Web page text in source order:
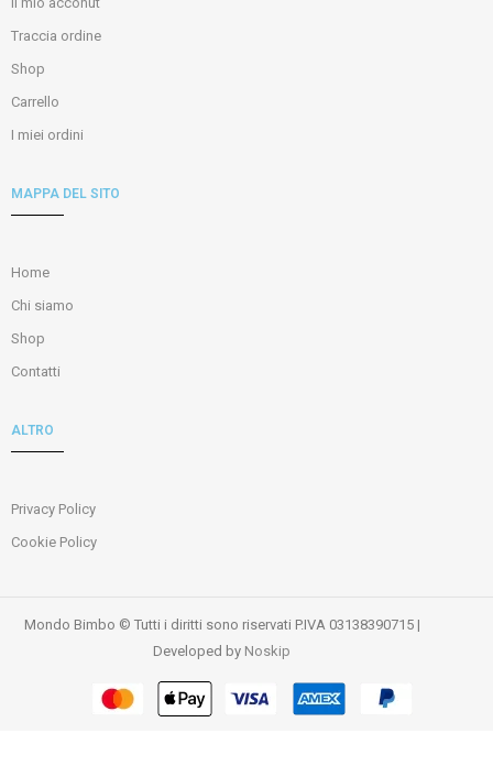
Traccia ordine
Shop
Carrello
I miei ordini
MAPPA DEL SITO
Home
Chi siamo
Shop
Contatti
ALTRO
Privacy Policy
Cookie Policy
Mondo Bimbo © Tutti i diritti sono riservati P.IVA 03138390715 |
Developed by Noskip